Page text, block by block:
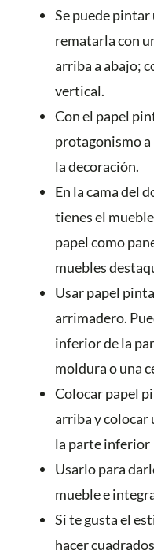
Se puede pintar
rematarla con
arriba a abajo;
vertical.
Con el papel
protagonismo a
la decoración.
En la cama del
tienes el
papel como
muebles
Usar papel
arrimadero.
inferior de la
moldura o una
Colocar papel
arriba y colocar
la parte inferior
Usarlo para
mueble e
Si te gusta el
hacer